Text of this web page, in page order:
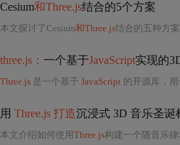
Cesium和Three.js结合的5个方案
本文探讨了Cesium和Three.js结合的五种方
three.js： 一个基于JavaScript实现的
Three.js 是一个基于 JavaScript 的开源库，
用 Three.js 打造沉浸式 3D 音乐圣诞
本文介绍如何使用Three.js构建一个随音乐